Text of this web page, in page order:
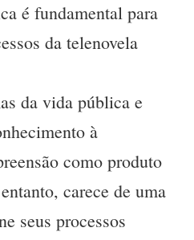
é fundamental para
da telenovela
da vida pública e
à
como produto
carece de uma
seus processos